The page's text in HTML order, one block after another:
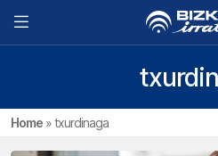
Home »txurdinaga